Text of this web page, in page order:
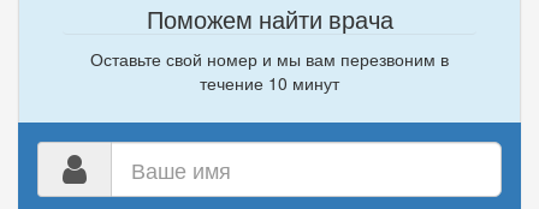
Поможем найти врача
Оставьте свой номер и мы вам перезвоним в
течение 10 минут